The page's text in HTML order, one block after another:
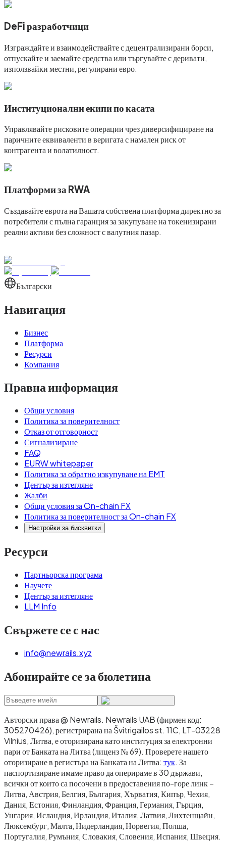
DeFi разработчици
Изграждайте и взаимодействайте с децентрализирани борси,
отпускайте и заемайте средства или търгувайте с деривати,
използвайки местни, регулирани евро.
Институционални екипи по касата
Управлявайте рисковите операции чрез диверсифициране на
паричните еквиваленти в веригата с намален риск от
контрагента и волатилност.
Платформи за RWA
Създавайте еврота на Вашата собствена платформа директно за
потребители с пълна гаранция за закупуване на токенизирани
реални активи без сложност с валутния пазар.
Български
Навигация
Бизнес
Платформа
Ресурси
Компания
Правна информация
Общи условия
Политика за поверителност
Отказ от отговорност
Сигнализиране
FAQ
EURW whitepaper
Политика за обратно изкупуване на EMT
Център за изтегляне
Жалби
Общи условия за On-chain FX
Политика за поверителност за On-chain FX
Настройки за бисквитки
Ресурси
Партньорска програма
Научете
Център за изтегляне
LLM Info
Свържете се с нас
info@newrails.xyz
Абонирайте се за бюлетина
Авторски права @ Newrails. Newrails UAB (фирмен код:
305270426), регистрирана на Švitrigailos st. 11C, LT-03228
Vilnius, Литва, е оторизирана като институция за електронни
пари от Банката на Литва (лиценз № 69). Проверете нашето
оторизиране в регистъра на Банката на Литва: тук. За
паспортизиране имаме право да оперираме в 30 държави,
всички от които са посочени в предоставения по-горе линк –
Литва, Австрия, Белгия, България, Хърватия, Кипър, Чехия,
Дания, Естония, Финландия, Франция, Германия, Гърция,
Унгария, Исландия, Ирландия, Италия, Латвия, Лихтенщайн,
Люксембург, Малта, Нидерландия, Норвегия, Полша,
Португалия, Румъния, Словакия, Словения, Испания, Швеция.